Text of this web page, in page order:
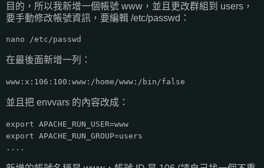
目的，所以我新增一個帳號 www，並且更改群組到 users，
要手動修改帳號資訊，要編輯 /etc/passwd：
nano /etc/passwd
在最後面新增一列：
www:x:106:100:www:/home/www:/bin/false
並且把 envvars 的內容改成：
export APACHE_RUN_USER=www
export APACHE_RUN_GROUP=users
....